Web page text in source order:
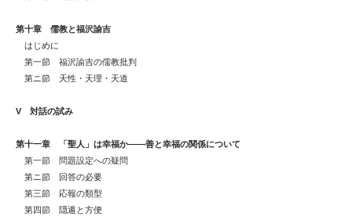
第十章 儒教と福沢諭吉
はじめに
第一節 福沢諭吉の儒教批判
第ニ節 天性・天理・天道
V 対話の試み
第十一章 「聖人」は幸福か――善と幸福の関係について
第一節 問題設定への疑問
第ニ節 回答の必要
第三節 応報の類型
第四節 隠遁と方便